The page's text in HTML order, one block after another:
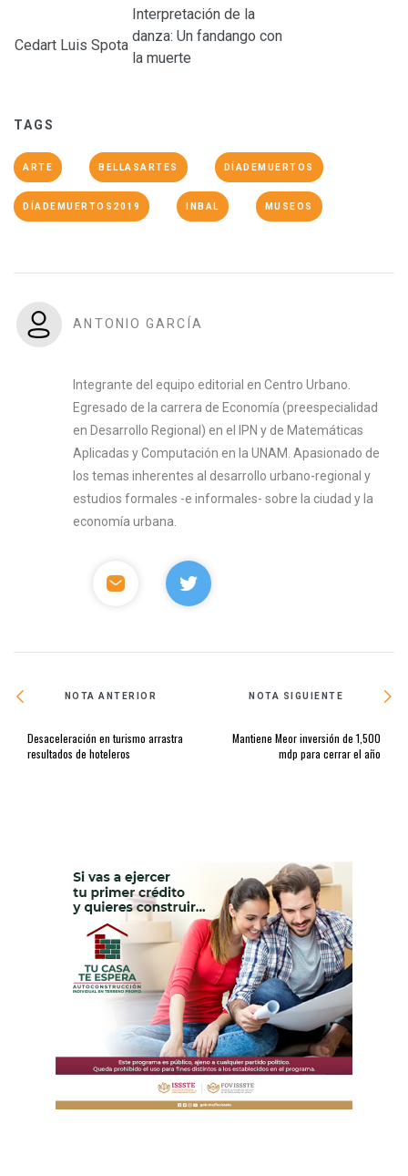
Cedart Luis Spota
Interpretación de la
danza: Un fandango con
la muerte
TAGS
ARTE BELLASARTES DÍADEMUERTOS
DÍADEMUERTOS2019 INBAL MUSEOS
ANTONIO GARCÍA
Integrante del equipo editorial en Centro Urbano.
Egresado de la carrera de Economía (preespecialidad
en Desarrollo Regional) en el IPN y de Matemáticas
Aplicadas y Computación en la UNAM. Apasionado de
los temas inherentes al desarrollo urbano-regional y
estudios formales -e informales- sobre la ciudad y la
economía urbana.
NOTA ANTERIOR
Desaceleración en turismo arrastra
resultados de hoteleros
NOTA SIGUIENTE
Mantiene Meor inversión de 1,500
mdp para cerrar el año